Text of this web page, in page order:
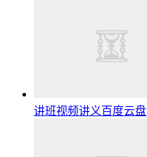
讲班视频讲义百度云盘